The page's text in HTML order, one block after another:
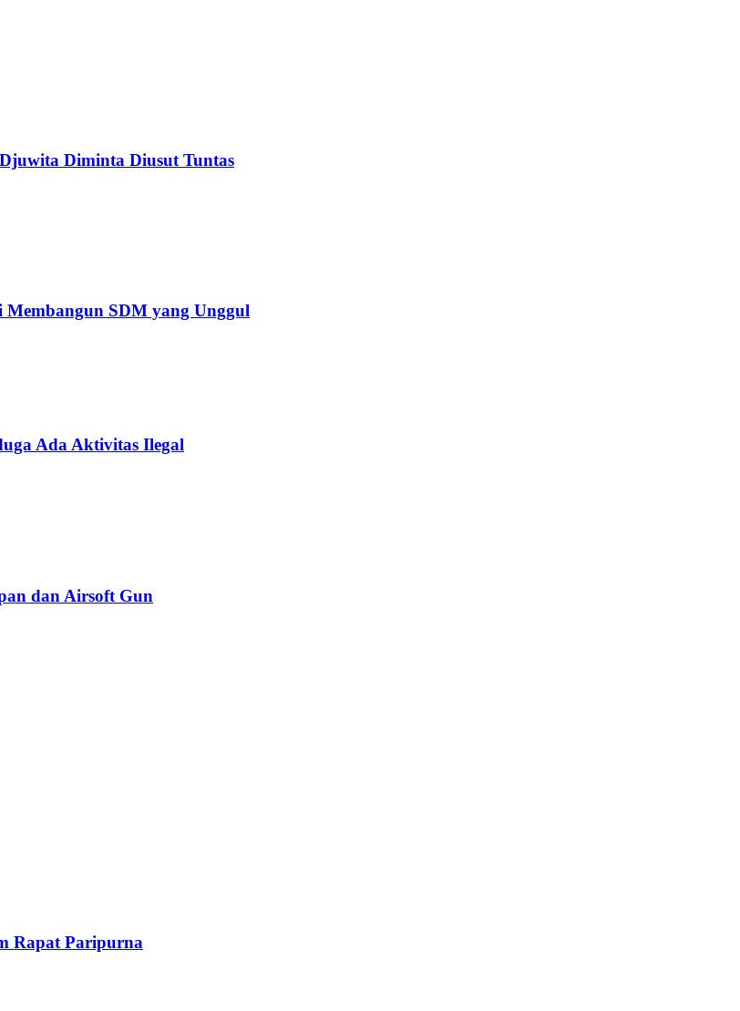
Diminta Diusut Tuntas
SDM yang Unggul
Ada Aktivitas Ilegal
dan Airsoft Gun
Rapat Paripurna